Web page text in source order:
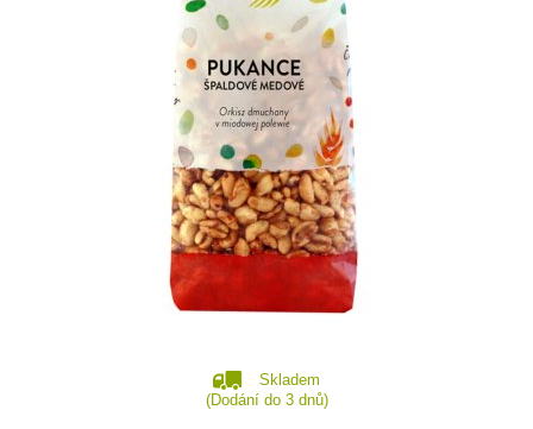
Skladem
(Dodání do 3 dnů)